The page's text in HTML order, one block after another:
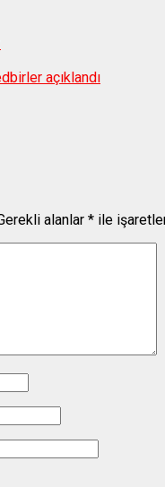
açıklandı
alanlar * ile